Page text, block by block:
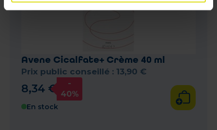
Avene Cicalfate+ Crème 40 ml
Prix public conseillé : 13,90 €
8,34 €
-
40%
En stock